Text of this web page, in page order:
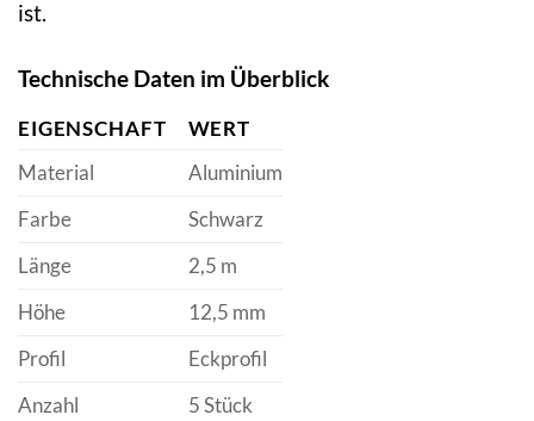
ist.
Technische Daten im Überblick
EIGENSCHAFT
WERT
Material
Aluminium
Farbe
Schwarz
Länge
2,5 m
Höhe
12,5 mm
Profil
Eckprofil
Anzahl
5 Stück